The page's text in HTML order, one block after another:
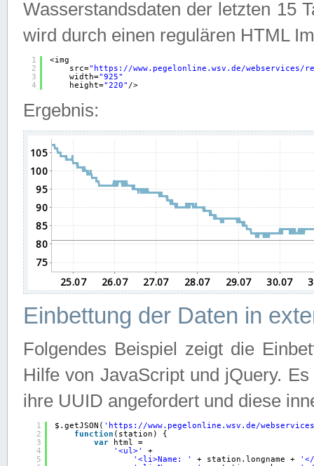
Wasserstandsdaten der letzten 15
wird durch einen regulären HTML
1
2
3
4
<img
src=" https://www.pegelonline.wsv.de/webservices/
width="925"
height="220" />
Ergebnis:
Einbettung der Daten in
Folgendes Beispiel zeigt die
Hilfe von JavaScript und jQuery.
ihre UUID angefordert und diese
1
2
3
4
5
$.getJSON( ' https://www.pegelonline.wsv.de/
function (station) {
var
html =
'<ul>'
+
'<li>Name: '
+ station.longname +